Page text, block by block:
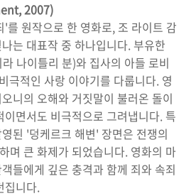
2007)
를 원작으로 한 영화로, 조 라이트 감
는 대표작 중 하나입니다. 부유한
나이틀리 분)와 집사의 아들 로비
극적인 사랑 이야기를 다룹니다. 영
니의 오해와 거짓말이 불러온 돌이
면서도 비극적으로 그려냅니다. 특
된 '덩케르크 해변' 장면은 전쟁의
며 큰 화제가 되었습니다. 영화의 마
들에게 깊은 충격과 함께 죄와 속죄
집니다.